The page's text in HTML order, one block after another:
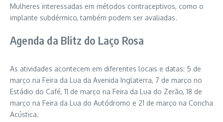
Mulheres interessadas em métodos contraceptivos, como o
implante subdérmico, também podem ser avaliadas.
Agenda da Blitz do Laço Rosa
As atividades acontecem em diferentes locais e datas: 5 de
março na Feira da Lua da Avenida Inglaterra, 7 de março no
Estádio do Café, 11 de março na Feira da Lua do Zerão, 18 de
março na Feira da Lua do Autódromo e 21 de março na Concha
Acústica.